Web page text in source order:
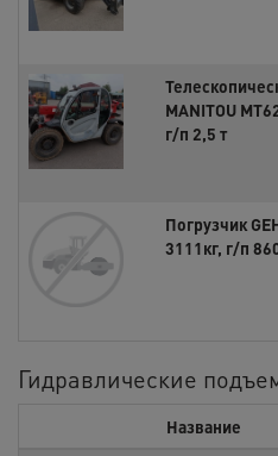
MANITOU
г/п 2,5 т
Погрузчик
3111кг, г/п
Гидравлические
Название